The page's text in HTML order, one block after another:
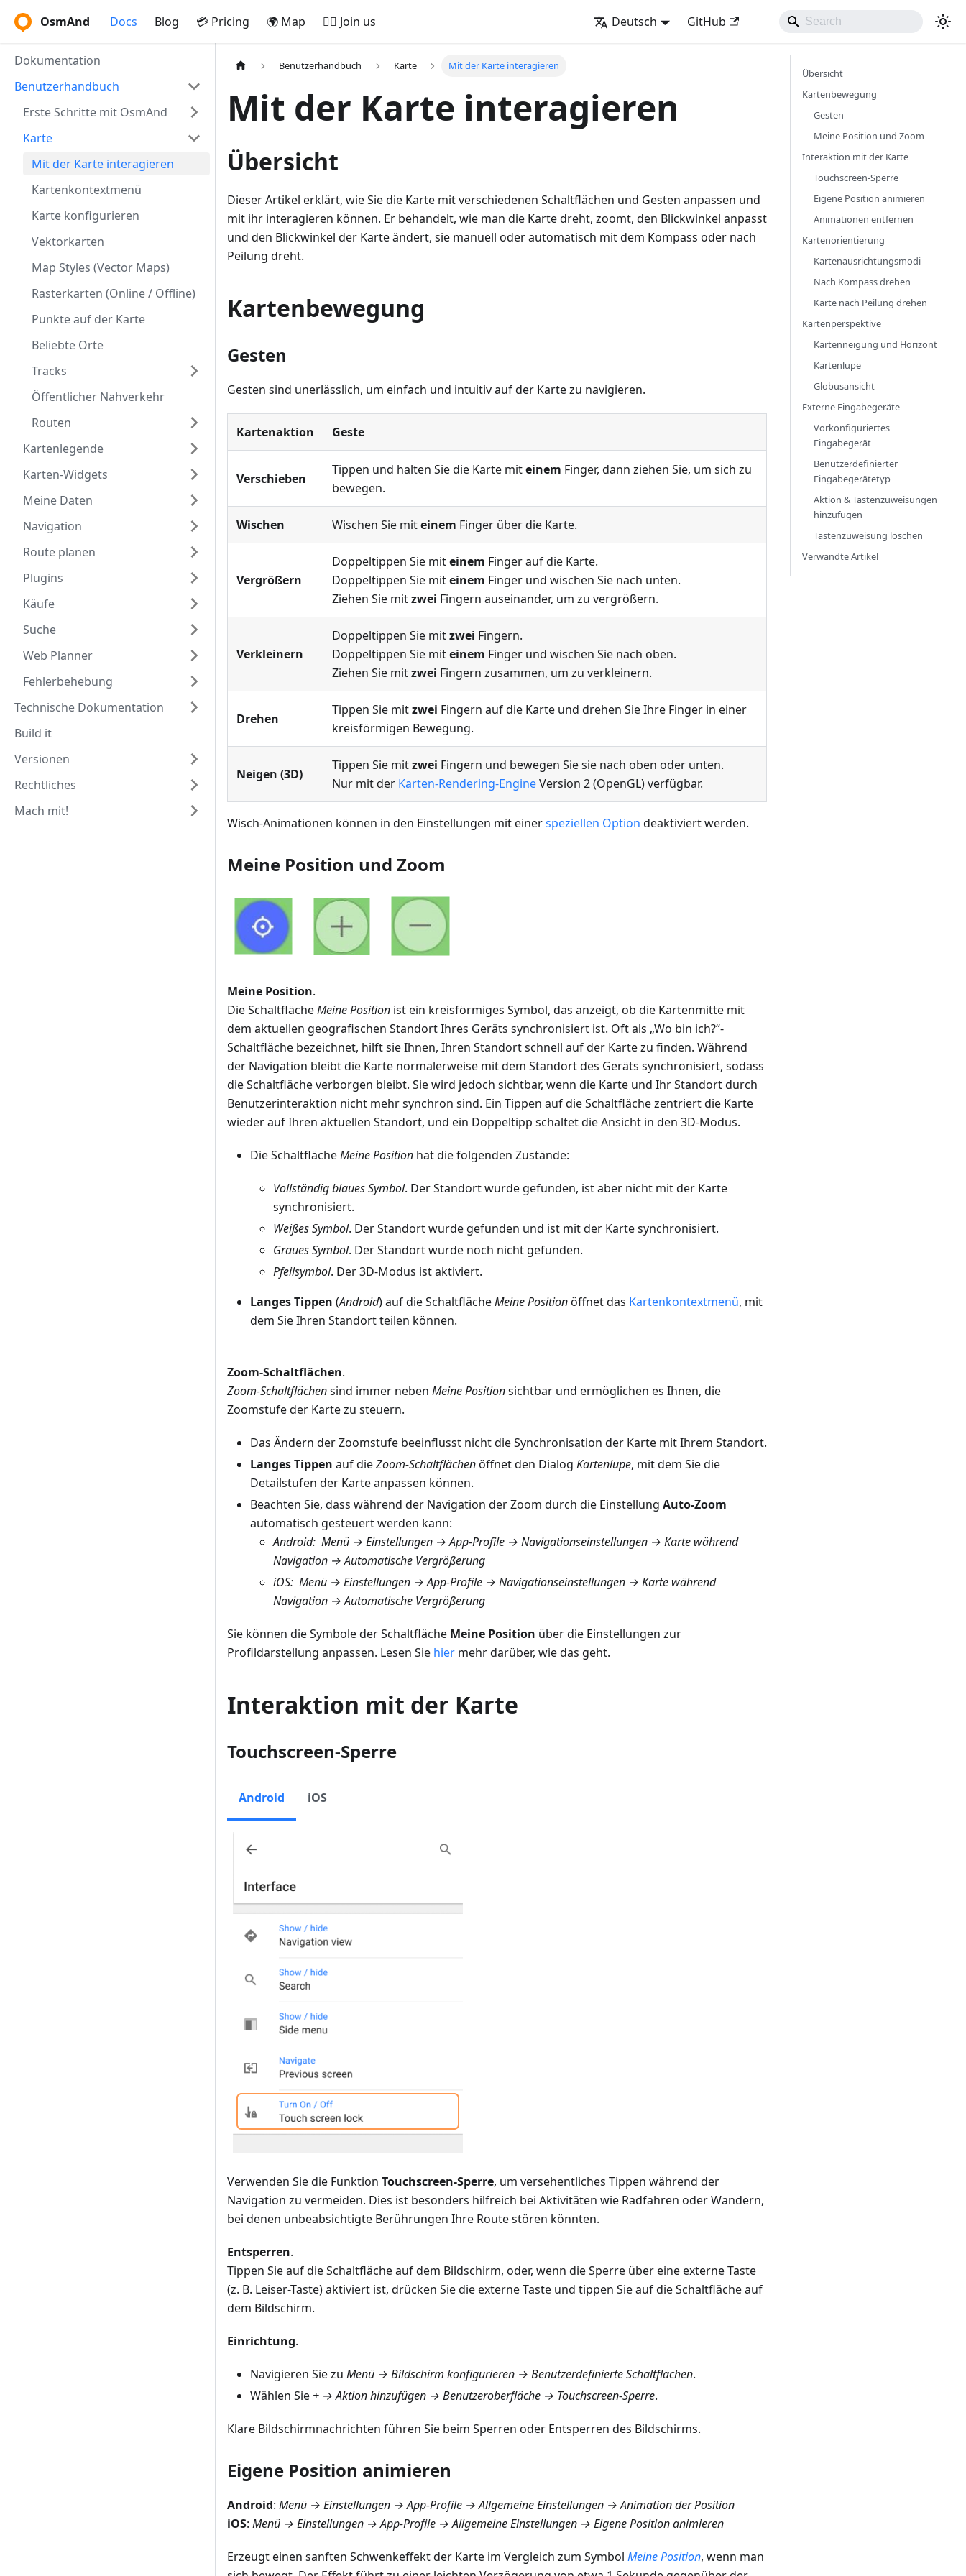
OsmAnd Docs Blog 💳 Pricing 🌍 Map 🚵‍♂️ Join us Deutsch GitHub
Dokumentation
Benutzerhandbuch
Erste Schritte mit OsmAnd
Karte
Mit der Karte interagieren
Kartenkontextmenü
Karte konfigurieren
Vektorkarten
Map Styles (Vector Maps)
Rasterkarten (Online / Offline)
Punkte auf der Karte
Beliebte Orte
Tracks
Öffentlicher Nahverkehr
Routen
Kartenlegende
Karten-Widgets
Meine Daten
Navigation
Route planen
Plugins
Käufe
Suche
Web Planner
Fehlerbehebung
Technische Dokumentation
Build it
Versionen
Rechtliches
Mach mit!
Benutzerhandbuch Karte Mit der Karte interagieren
Mit der Karte interagieren
Übersicht
Dieser Artikel erklärt, wie Sie die Karte mit verschiedenen Schaltflächen und Gesten anpassen und
mit ihr interagieren können. Er behandelt, wie man die Karte dreht, zoomt, den Blickwinkel anpasst
und den Blickwinkel der Karte ändert, sie manuell oder automatisch mit dem Kompass oder nach
Peilung dreht.
Kartenbewegung
Gesten
Gesten sind unerlässlich, um einfach und intuitiv auf der Karte zu navigieren.
Kartenaktion Geste
Verschieben
Tippen und halten Sie die Karte miteinem Finger, dann ziehen Sie, um sich zu
bewegen.
Wischen Wischen Sie miteinem Finger über die Karte.
Vergrößern
Doppeltippen Sie miteinem Finger auf die Karte.
Doppeltippen Sie miteinem Finger und wischen Sie nach unten.
Ziehen Sie mitzwei Fingern auseinander, um zu vergrößern.
Verkleinern
Doppeltippen Sie mitzwei Fingern.
Doppeltippen Sie miteinem Finger und wischen Sie nach oben.
Ziehen Sie mitzwei Fingern zusammen, um zu verkleinern.
Drehen
Tippen Sie mitzwei Fingern auf die Karte und drehen Sie Ihre Finger in einer
kreisförmigen Bewegung.
Neigen (3D)
Tippen Sie mitzwei Fingern und bewegen Sie sie nach oben oder unten.
Nur mit der Karten-Rendering-EngineVersion 2 (OpenGL) verfügbar.
Wisch-Animationen können in den Einstellungen mit einerspeziellen Option deaktiviert werden.
Meine Position und Zoom
Meine Position.
Die SchaltflächeMeine Position ist ein kreisförmiges Symbol, das anzeigt, ob die Kartenmitte mit
dem aktuellen geografischen Standort Ihres Geräts synchronisiert ist. Oft als „Wo bin ich?“-
Schaltfläche bezeichnet, hilft sie Ihnen, Ihren Standort schnell auf der Karte zu finden. Während
der Navigation bleibt die Karte normalerweise mit dem Standort des Geräts synchronisiert, sodass
die Schaltfläche verborgen bleibt. Sie wird jedoch sichtbar, wenn die Karte und Ihr Standort durch
Benutzerinteraktion nicht mehr synchron sind. Ein Tippen auf die Schaltfläche zentriert die Karte
wieder auf Ihren aktuellen Standort, und ein Doppeltipp schaltet die Ansicht in den 3D-Modus.
Die SchaltflächeMeine Position hat die folgenden Zustände:
Vollständig blaues Symbol. Der Standort wurde gefunden, ist aber nicht mit der Karte
synchronisiert.
Weißes Symbol. Der Standort wurde gefunden und ist mit der Karte synchronisiert.
Graues Symbol. Der Standort wurde noch nicht gefunden.
Pfeilsymbol. Der 3D-Modus ist aktiviert.
Langes Tippen (Android) auf die SchaltflächeMeine Positionöffnet das Kartenkontextmenü, mit
dem Sie Ihren Standort teilen können.
Zoom-Schaltflächen.
Zoom-Schaltflächensind immer neben Meine Positionsichtbar und ermöglichen es Ihnen, die
Zoomstufe der Karte zu steuern.
Das Ändern der Zoomstufe beeinflusst nicht die Synchronisation der Karte mit Ihrem Standort.
Langes Tippen auf dieZoom-Schaltflächenöffnet den Dialog Kartenlupe, mit dem Sie die
Detailstufen der Karte anpassen können.
Beachten Sie, dass während der Navigation der Zoom durch die Einstellung Auto-Zoom
automatisch gesteuert werden kann:
Android: Menü → Einstellungen → App-Profile → Navigationseinstellungen → Karte während
Navigation → Automatische Vergrößerung
iOS: Menü → Einstellungen → App-Profile → Navigationseinstellungen → Karte während
Navigation → Automatische Vergrößerung
Sie können die Symbole der Schaltfläche Meine Position über die Einstellungen zur
Profildarstellung anpassen. Lesen Sie hier mehr darüber, wie das geht.
Interaktion mit der Karte
Touchscreen-Sperre
Android iOS
Verwenden Sie die Funktion Touchscreen-Sperre, um versehentliches Tippen während der
Navigation zu vermeiden. Dies ist besonders hilfreich bei Aktivitäten wie Radfahren oder Wandern,
bei denen unbeabsichtigte Berührungen Ihre Route stören könnten.
Entsperren.
Tippen Sie auf die Schaltfläche auf dem Bildschirm, oder, wenn die Sperre über eine externe Taste
(z. B. Leiser-Taste) aktiviert ist, drücken Sie die externe Taste und tippen Sie auf die Schaltfläche auf
dem Bildschirm.
Einrichtung.
Navigieren Sie zu Menü → Bildschirm konfigurieren → Benutzerdefinierte Schaltflächen.
Wählen Sie + → Aktion hinzufügen → Benutzeroberfläche → Touchscreen-Sperre.
Klare Bildschirmnachrichten führen Sie beim Sperren oder Entsperren des Bildschirms.
Eigene Position animieren
Android: Menü → Einstellungen → App-Profile → Allgemeine Einstellungen → Animation der Position
iOS: Menü → Einstellungen → App-Profile → Allgemeine Einstellungen → Eigene Position animieren
Erzeugt einen sanften Schwenkeffekt der Karte im Vergleich zum Symbol Meine Position, wenn man
Übersicht
Kartenbewegung
Gesten
Meine Position und Zoom
Interaktion mit der Karte
Touchscreen-Sperre
Eigene Position animieren
Animationen entfernen
Kartenorientierung
Kartenausrichtungsmodi
Nach Kompass drehen
Karte nach Peilung drehen
Kartenperspektive
Kartenneigung und Horizont
Kartenlupe
Globusansicht
Externe Eingabegeräte
Vorkonfiguriertes
Eingabegerät
Benutzerdefinierter
Eingabegerätetyp
Aktion & Tastenzuweisungen
hinzufügen
Tastenzuweisung löschen
Verwandte Artikel